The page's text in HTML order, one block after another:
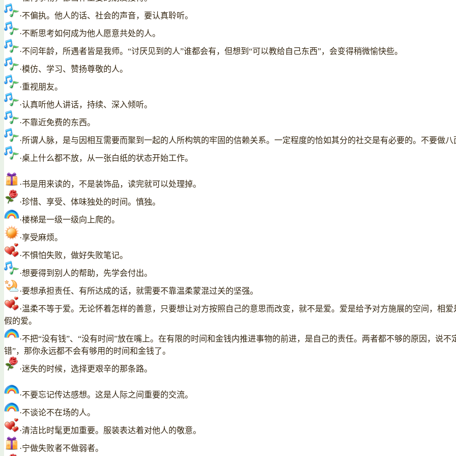
·不偏执。他人的话、社会的声音，要认真聆听。
·不断思考如何成为他人愿意共处的人。
·不问年龄，所遇者皆是我师。“讨厌见到的人”谁都会有，但想到“可以教给自己东西”，会变得稍微愉快些。
·模仿、学习、赞扬尊敬的人。
·重视朋友。
·认真听他人讲话，持续、深入倾听。
·不靠近免费的东西。
·所谓人脉，是与因相互需要而聚到一起的人所构筑的牢固的信赖关系。一定程度的恰如其分的社交是有必要的。不要做八
·桌上什么都不放，从一张白纸的状态开始工作。
·书是用来读的，不是装饰品，读完就可以处理掉。
·珍惜、享受、体味独处的时间。慎独。
·楼梯是一级一级向上爬的。
·享受麻烦。
·不惧怕失败，做好失败笔记。
·想要得到别人的帮助，先学会付出。
·要想承担责任、有所达成的话，就需要不靠温柔蒙混过关的坚强。
·温柔不等于爱。无论怀着怎样的善意，只要想让对方按照自己的意思而改变，就不是爱。爱是给予对方施展的空间，相
假的爱。
·不把“没有钱”、“没有时间”放在嘴上。在有限的时间和金钱内推进事物的前进，是自己的责任。两者都不够的原因，说
错”，那你永远都不会有够用的时间和金钱了。
·迷失的时候，选择更艰辛的那条路。
·不要忘记传达感想。这是人际之间重要的交流。
·不谈论不在场的人。
·清洁比时髦更加重要。服装表达着对他人的敬意。
·宁做失败者不做弱者。